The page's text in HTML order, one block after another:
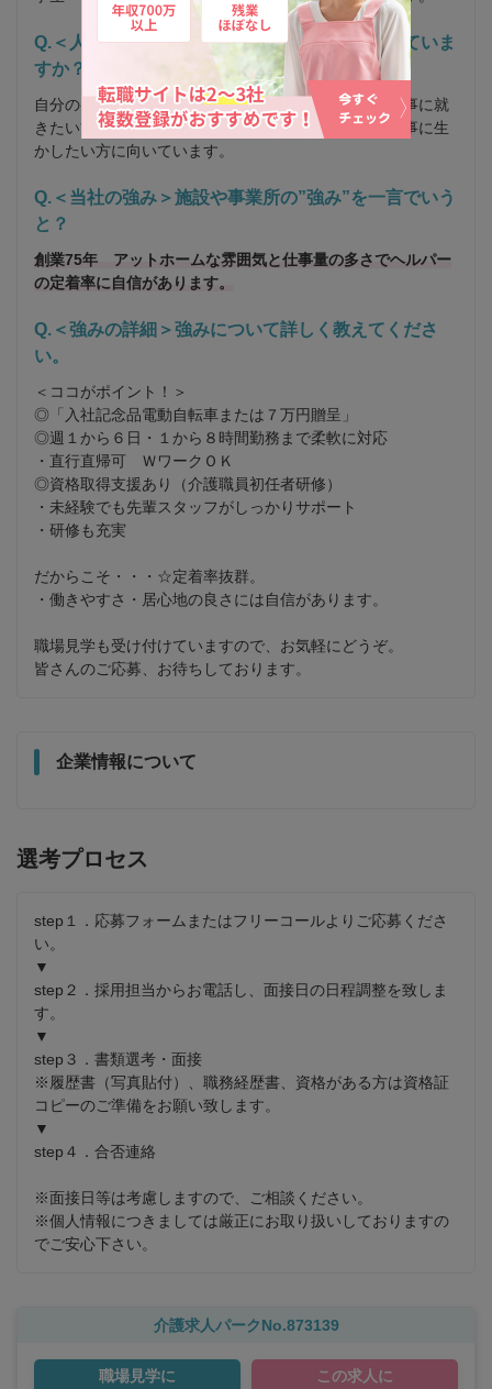
Q.＜人材のポイント＞どんなタイプの人が向いていま
すか？
自分のペースで働きたい方、資格をとって安定した仕事に就
きたい方、実生活での家事のスキルや介護の経験を仕事に生
かしたい方に向いています。
Q.＜当社の強み＞施設や事業所の”強み”を一言でいう
と？
創業75年 アットホームな雰囲気と仕事量の多さでヘルパー
の定着率に自信があります。
Q.＜強みの詳細＞強みについて詳しく教えてくださ
い。
＜ココがポイント！＞
◎「入社記念品電動自転車または７万円贈呈」
◎週１から６日・１から８時間勤務まで柔軟に対応
・直行直帰可　ＷワークＯＫ
◎資格取得支援あり（介護職員初任者研修）
・未経験でも先輩スタッフがしっかりサポート
・研修も充実
だからこそ・・・☆定着率抜群。
・働きやすさ・居心地の良さには自信があります。
職場見学も受け付けていますので、お気軽にどうぞ。
皆さんのご応募、お待ちしております。
企業情報について
選考プロセス
step１．応募フォームまたはフリーコールよりご応募くださ
い。
▼
step２．採用担当からお電話し、面接日の日程調整を致しま
す。
▼
step３．書類選考・面接
※履歴書（写真貼付）、職務経歴書、資格がある方は資格証
コピーのご準備をお願い致します。
▼
step４．合否連絡
※面接日等は考慮しますので、ご相談ください。
※個人情報につきましては厳正にお取り扱いしておりますの
でご安心下さい。
介護求人パークNo.873139
職場見学に
この求人に